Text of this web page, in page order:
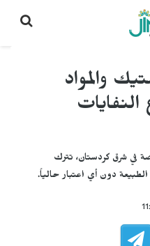
والمواد
النفايات
في شرق كردستان، تترك
الطبيعة دون أي اعتبار حالياً.